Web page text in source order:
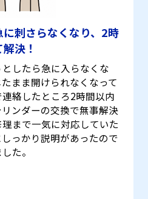
刺さらなくなり、2時
決！
したら急に入らなくな
まま開けられなくなって
絡したところ2時間以内
ンダーの交換で無事解決
まで一気に対応していた
っかり説明があったので
た。